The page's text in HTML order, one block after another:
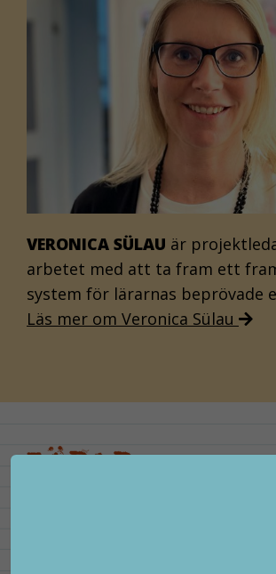
VERONICA SÜLAU är
arbetet med att ta fram ett
system för lärarnas beprövade
Läs mer om Veronica Sülau